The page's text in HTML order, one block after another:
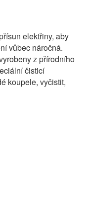
elektřiny, aby
vůbec náročná.
z přírodního
čisticí
koupele, vyčistit,